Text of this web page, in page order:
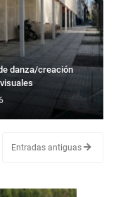
danza/creación
Entradas antiguas